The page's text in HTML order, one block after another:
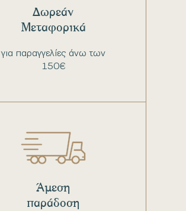
για παραγγελίες άνω των
150€
Δωρεάν
Μεταφορικά
Άμεση
παράδοση